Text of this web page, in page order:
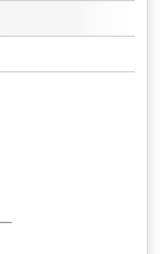
表示が必要です。